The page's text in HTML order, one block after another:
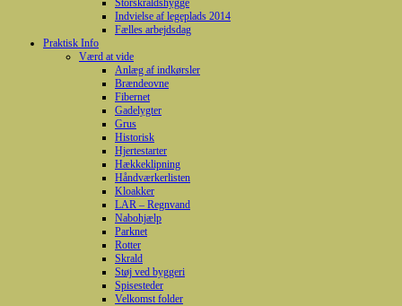
Storskraldshygge
Indvielse af legeplads 2014
Fælles arbejdsdag
Praktisk Info
Værd at vide
Anlæg af indkørsler
Brændeovne
Fibernet
Gadelygter
Grus
Historisk
Hjertestarter
Hækkeklipning
Håndværkerlisten
Kloakker
LAR – Regnvand
Nabohjælp
Parknet
Rotter
Skrald
Støj ved byggeri
Spisesteder
Velkomst folder